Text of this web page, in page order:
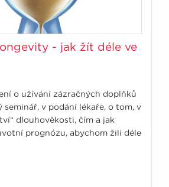
- jak žít déle ve
o užívání zázračných doplňků
seminář, v podání lékaře, o tom, v
dlouhověkosti, čím a jak
prognózu, abychom žili déle